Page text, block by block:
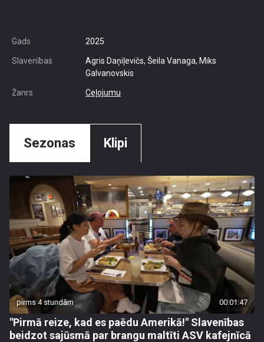
Gads 2025
Slavenības
Agris Daņiļevičs, Šeila Vanaga, Miks
Galvanovskis
Žanrs Ceļojumu
Sezonas Klipi
pirms 4 stundām 00:01:47
"Pirmā reize, kad es paēdu Amerikā!" Slavenības
beidzot sajūsmā par brangu maltīti ASV kafejnīcā